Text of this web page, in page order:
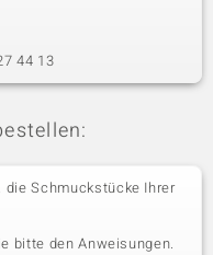
44 13
die Schmuckstücke Ihrer
bitte den Anweisungen.